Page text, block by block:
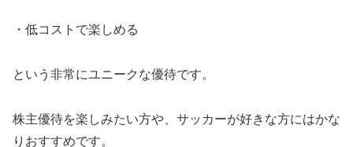
・低コストで楽しめる
という非常にユニークな優待です。
株主優待を楽しみたい方や、サッカーが好きな方にはかな
りおすすめです。